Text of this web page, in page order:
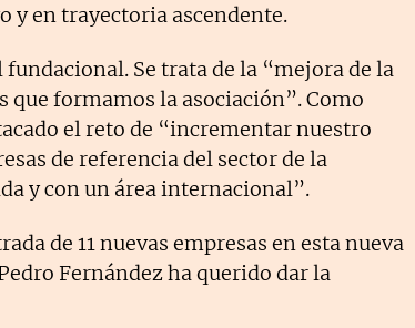
en trayectoria ascendente.
Se trata de la “mejora de la
formamos la asociación”. Como
el reto de “incrementar nuestro
de referencia del sector de la
y con un área internacional”.
de 11 nuevas empresas en esta nueva
Fernández ha querido dar la